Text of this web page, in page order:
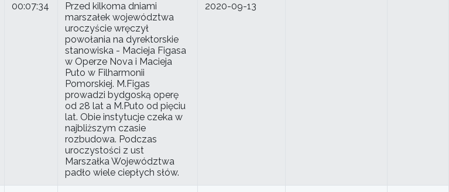
00:07:34
Przed kilkoma dniami
marszałek województwa
uroczyście wręczył
powołania na dyrektorskie
stanowiska - Macieja Figasa
w Operze Nova i Macieja
Puto w Filharmonii
Pomorskiej. M.Figas
prowadzi bydgoską operę
od 28 lat a M.Puto od pięciu
lat. Obie instytucje czeka w
najbliższym czasie
rozbudowa. Podczas
uroczystości z ust
Marszałka Województwa
padło wiele ciepłych słów.
2020-09-13